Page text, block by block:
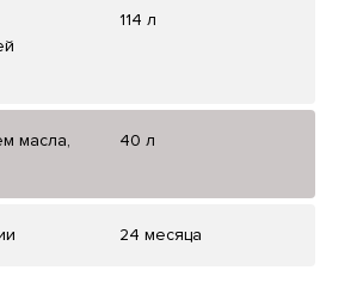
114 л
масла,
40 л
24 месяца